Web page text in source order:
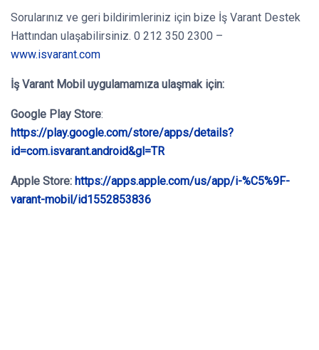
Sorularınız ve geri bildirimleriniz için bize İş Varant Destek
Hattından ulaşabilirsiniz. 0 212 350 2300 –
www.isvarant.com
İş Varant Mobil uygulamamıza ulaşmak için:
Google Play Store:
https://play.google.com/store/apps/details?
id=com.isvarant.android&gl=TR
Apple Store: https://apps.apple.com/us/app/i-%C5%9F-
varant-mobil/id1552853836